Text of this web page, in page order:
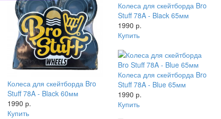
Колеса для скейтборда Bro
Stuff 78A - Black 60мм
1990 р.
Купить
Колеса для скейтборда Bro
Stuff 78A - Black 65мм
1990 р.
Купить
Колеса для скейтборда Bro
Stuff 78A - Blue 65мм
1990 р.
Купить